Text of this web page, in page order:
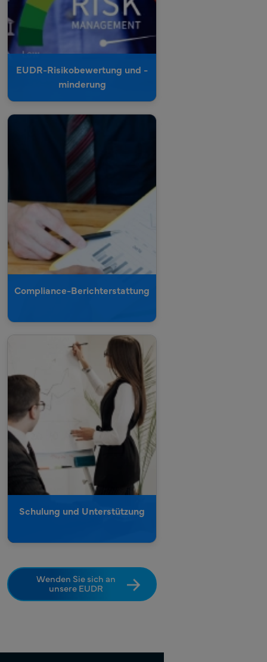
EUDR-Risikobewertung und -
minderung
Plänen zur Minderung
identifizierter Risiken.
Zusammenarbeit mit
Lieferanten zur
Verbesserung der
Praktiken.
Compliance-Berichterstattung
Dokumentation und
Aufzeichnungen pflegen,
um die Einhaltung der
EUDR nachzuweisen.
Erforderliche Berichte an
die Behörden vorbereiten
und einreichen, um
sicherzustellen, dass die
regulatorischen
Standards erfüllt werden.
Schulung und Unterstützung
Schulungen zu den
EUDR-Anforderungen
und den Verfahren zur
Sorgfaltspflicht anbieten.
Lieferanten über die
Einhaltung der EUDR und
bewährte Verfahren für
eine nachhaltige
Beschaffung aufklären.
Wenden Sie sich an
unsere EUDR